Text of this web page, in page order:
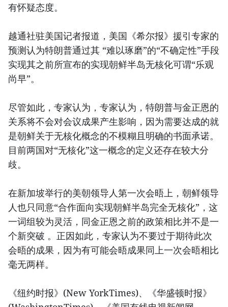
有怀疑态度。
越通社驻美国记者报道，美国《希尔报》援引专家的
预测认为特朗普通过其 “难以琢磨”的“不确定性”手段
实现其之前所宣布的实现朝鲜半岛无核化可谓“乐观
尚早”。
尽管如此，专家认为，专家认为，特朗普与金正恩的
关系将不会对会议成果产生影响，因为需要达成的就
是朝鲜关于无核化概念的不模糊且明确的书面承诺。
目前两国对“无核化”这一概念的定义还存在较大分
歧。
在新加坡举行的美朝领导人第一次会晤上，朝鲜领导
人也只同意“合作面向实现朝鲜半岛完全无核化”，这
一词组较为灵活，同金正恩之前的政策相比并不是一
个新突破 。正因如此，专家认为不要过于期待此次
会晤的成果，因为有可能会晤成果同上一次会晤相比
毫无两样。
《纽约时报》(New YorkTimes)、《华盛顿时报》